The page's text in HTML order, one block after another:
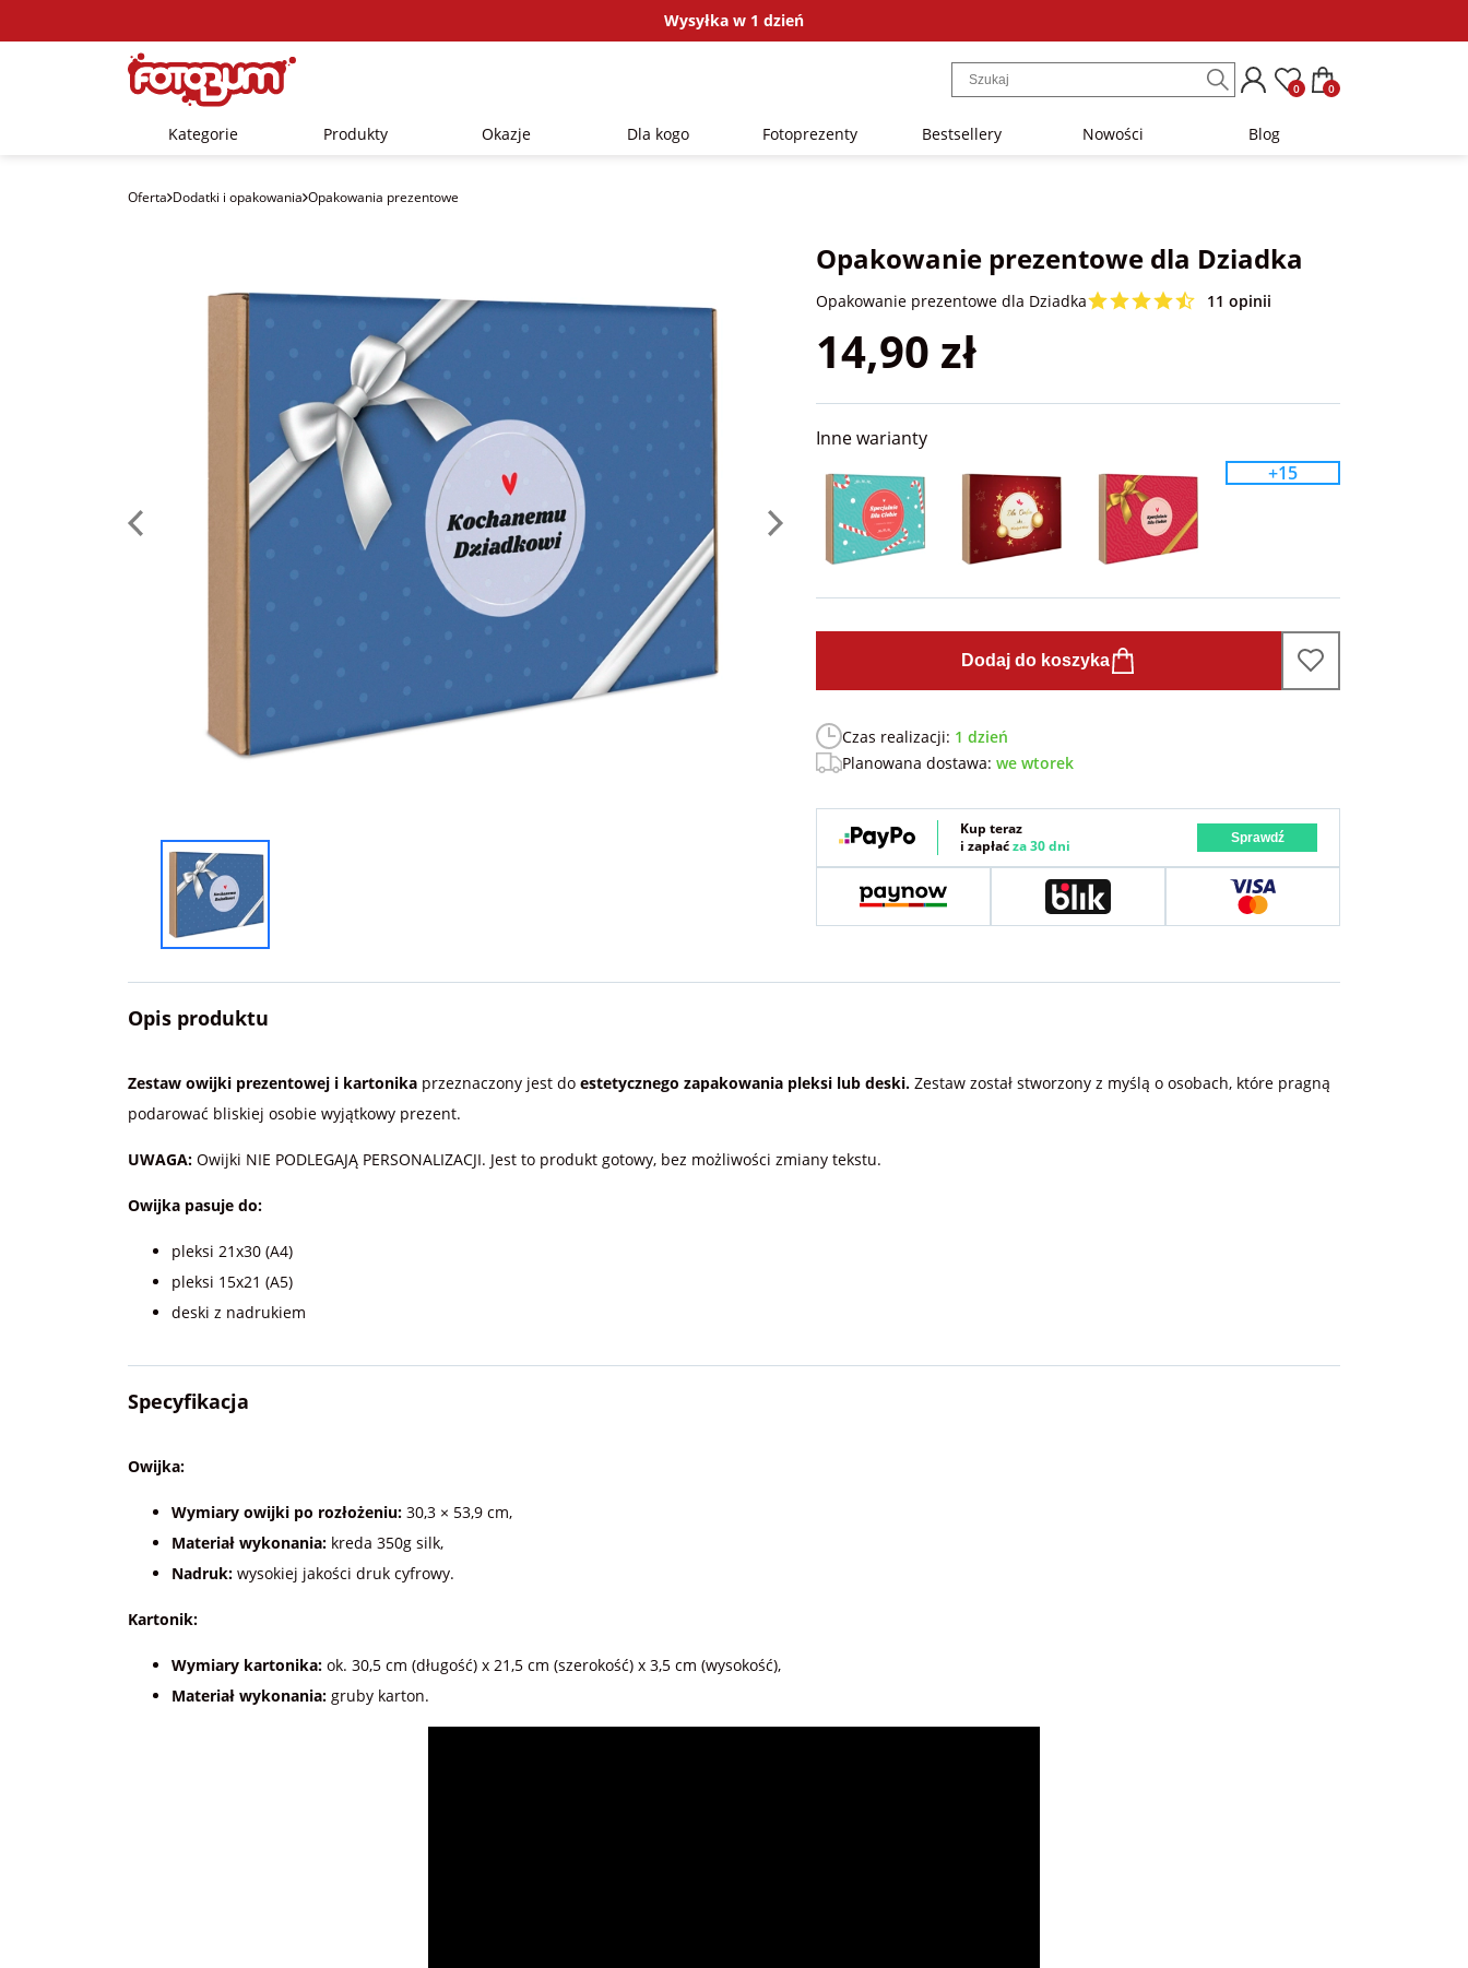
Wysyłka w 1 dzień
0 0
Kategorie Produkty Okazje Dla kogo Fotoprezenty Bestsellery Nowości Blog
Oferta Dodatki i opakowania Opakowania prezentowe
Opakowanie prezentowe dla Dziadka
Opakowanie prezentowe dla Dziadka 11 opinii
14,90 zł
Inne warianty
+15
Dodaj do koszyka
Czas realizacji: 1 dzień
Planowana dostawa: we wtorek
Kup teraz
i zapłaćza 30 dni Sprawdź
Opis produktu
Zestaw owijki prezentowej i kartonika przeznaczony jest do estetycznego zapakowania pleksi lub deski. Zestaw został stworzony z myślą o osobach, które pragną
podarować bliskiej osobie wyjątkowy prezent.
UWAGA: Owijki NIE PODLEGAJĄ PERSONALIZACJI. Jest to produkt gotowy, bez możliwości zmiany tekstu.
Owijka pasuje do:
pleksi 21x30 (A4)
pleksi 15x21 (A5)
deski z nadrukiem
Specyfikacja
Owijka:
Wymiary owijki po rozłożeniu: 30,3 × 53,9 cm,
Materiał wykonania: kreda 350g silk,
Nadruk: wysokiej jakości druk cyfrowy.
Kartonik:
Wymiary kartonika: ok. 30,5 cm (długość) x 21,5 cm (szerokość) x 3,5 cm (wysokość),
Materiał wykonania: gruby karton.